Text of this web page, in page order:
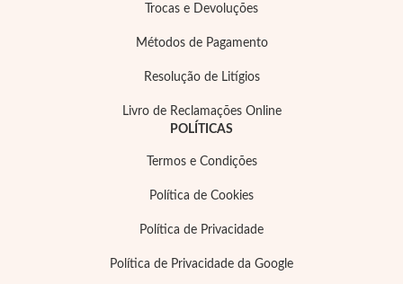
Trocas e Devoluções
Métodos de Pagamento
Resolução de Litígios
Livro de Reclamações Online
POLÍTICAS
Termos e Condições
Política de Cookies
Política de Privacidade
Política de Privacidade da Google